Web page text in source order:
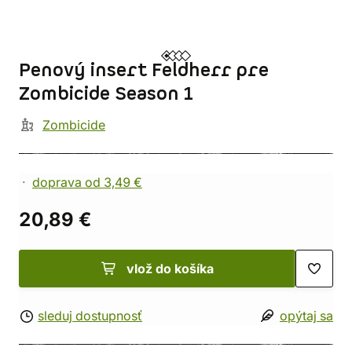
Penový insert Feldherr pre
Zombicide Season 1
Zombicide
doprava od 3,49 €
20,89 €
vlož do košíka
sleduj dostupnosť opýtaj sa